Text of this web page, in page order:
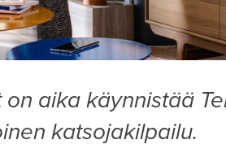
on aika käynnistää
katsojakilpailu.